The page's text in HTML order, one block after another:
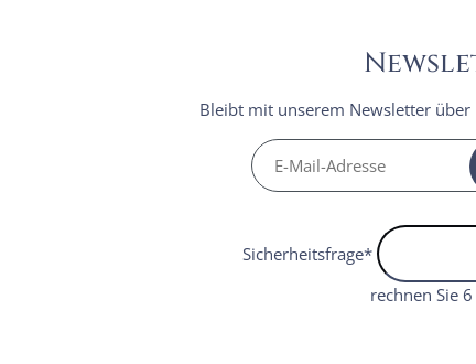
Bleibt mit unserem Newsletter
Sicherheitsfrage*
rechnen Sie